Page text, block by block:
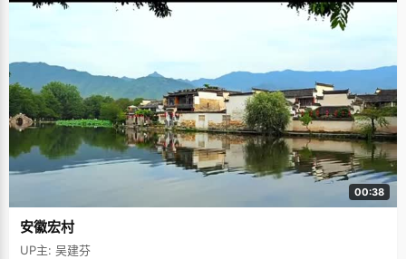
00:38
安徽宏村
UP主: 吴建芬